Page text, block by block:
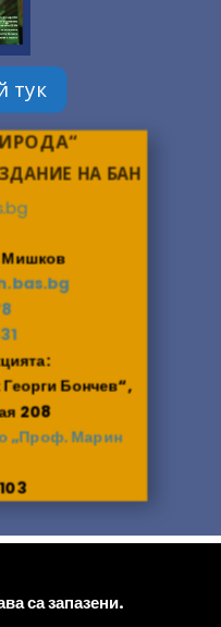
тук
НА БАН
Мишков
Бончев“,
208
„Проф. Марин
са запазени.